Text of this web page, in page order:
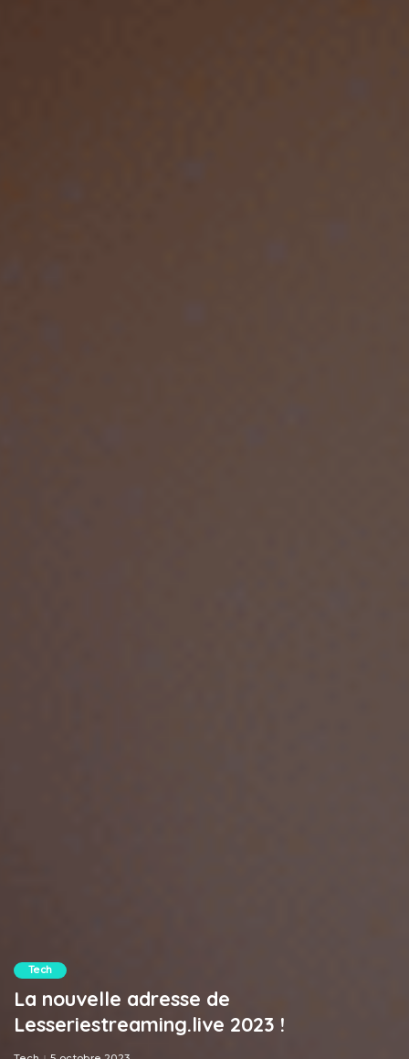
Tech
La nouvelle adresse de
Lesseriestreaming.live 2023 !